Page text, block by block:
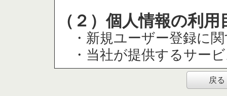
（２）個人情報の利用
・新規ユーザー登録に
・当社が提供するサー
（３）個人情報の第戻る